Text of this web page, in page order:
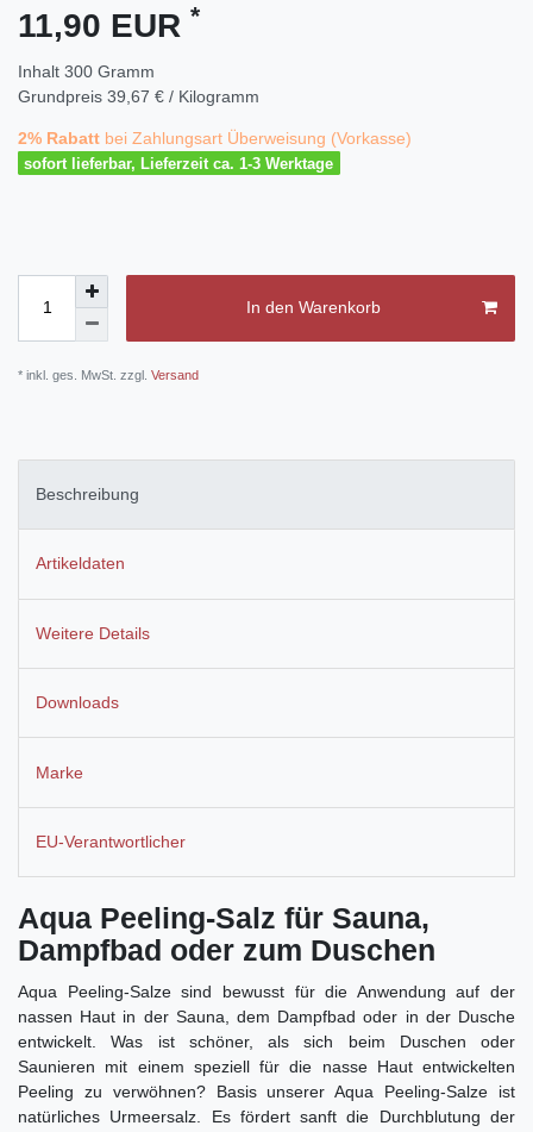
11,90 EUR *
Inhalt 300 Gramm
Grundpreis 39,67 € / Kilogramm
2% Rabatt bei Zahlungsart Überweisung (Vorkasse)
sofort lieferbar, Lieferzeit ca. 1-3 Werktage
In den Warenkorb
* inkl. ges. MwSt. zzgl. Versand
Beschreibung
Artikeldaten
Weitere Details
Downloads
Marke
EU-Verantwortlicher
Aqua Peeling-Salz für Sauna,
Dampfbad oder zum Duschen
Aqua Peeling-Salze sind bewusst für die Anwendung auf der
nassen Haut in der Sauna, dem Dampfbad oder in der Dusche
entwickelt. Was ist schöner, als sich beim Duschen oder
Saunieren mit einem speziell für die nasse Haut entwickelten
Peeling zu verwöhnen? Basis unserer Aqua Peeling-Salze ist
natürliches Urmeersalz. Es fördert sanft die Durchblutung der